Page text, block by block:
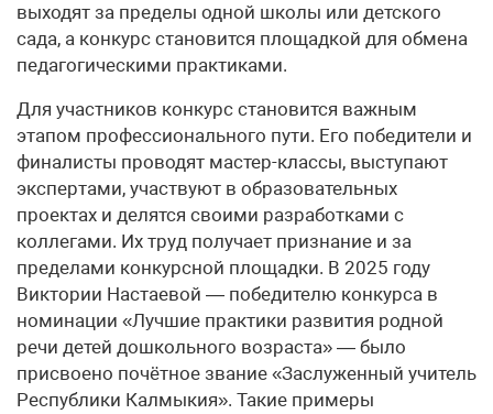
выходят за пределы одной школы или детского
сада, а конкурс становится площадкой для обмена
педагогическими практиками.
Для участников конкурс становится важным
этапом профессионального пути. Его победители и
финалисты проводят мастер-классы, выступают
экспертами, участвуют в образовательных
проектах и делятся своими разработками с
коллегами. Их труд получает признание и за
пределами конкурсной площадки. В 2025 году
Виктории Настаевой — победителю конкурса в
номинации «Лучшие практики развития родной
речи детей дошкольного возраста» — было
присвоено почётное звание «Заслуженный учитель
Республики Калмыкия». Такие примеры